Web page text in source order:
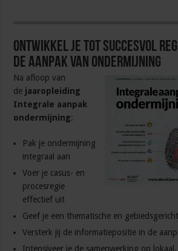
Ontwikkel je tot succesvol
de aanpak van ondermijning
Na afloop van
de jaaropleiding
Integrale aanpak
ondermijning:
Pak je ondermijning
integraal aan
Voer je casus- en
procesregie
effectief uit
Geef je een thematische en
Versterk jij de informatiepositie in de
Intensiveer je de samenwerking op